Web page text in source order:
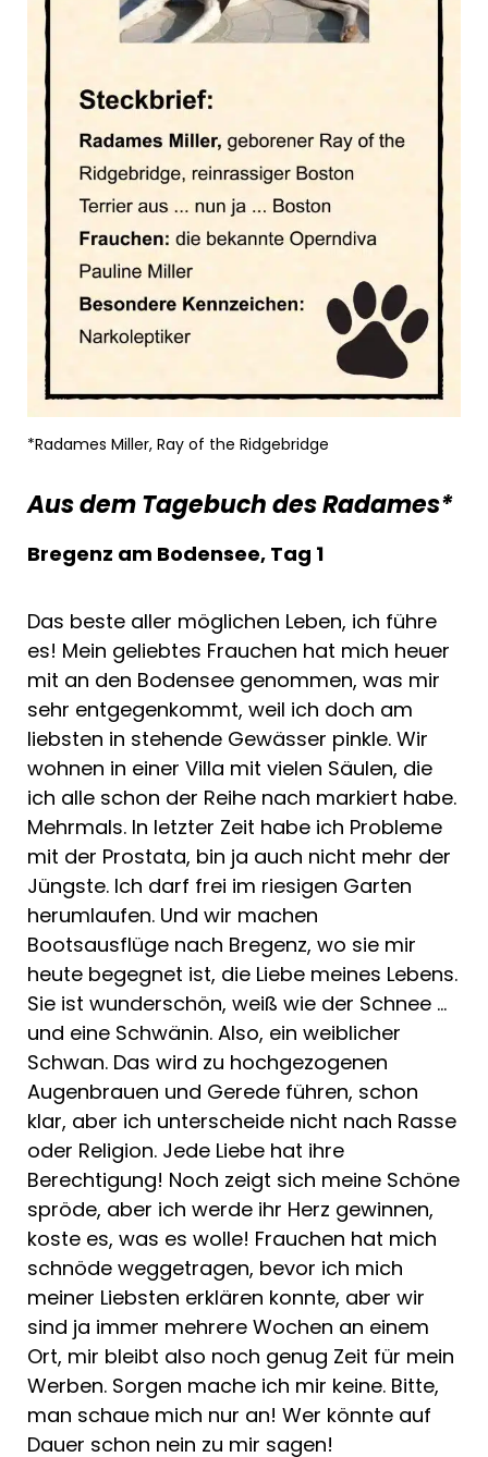
*Radames Miller, Ray of the Ridgebridge
Aus dem Tagebuch des Radames*
Bregenz am Bodensee, Tag 1
Das beste aller möglichen Leben, ich führe
es! Mein geliebtes Frauchen hat mich heuer
mit an den Bodensee genommen, was mir
sehr entgegenkommt, weil ich doch am
liebsten in stehende Gewässer pinkle. Wir
wohnen in einer Villa mit vielen Säulen, die
ich alle schon der Reihe nach markiert habe.
Mehrmals. In letzter Zeit habe ich Probleme
mit der Prostata, bin ja auch nicht mehr der
Jüngste. Ich darf frei im riesigen Garten
herumlaufen. Und wir machen
Bootsausflüge nach Bregenz, wo sie mir
heute begegnet ist, die Liebe meines Lebens.
Sie ist wunderschön, weiß wie der Schnee …
und eine Schwänin. Also, ein weiblicher
Schwan. Das wird zu hochgezogenen
Augenbrauen und Gerede führen, schon
klar, aber ich unterscheide nicht nach Rasse
oder Religion. Jede Liebe hat ihre
Berechtigung! Noch zeigt sich meine Schöne
spröde, aber ich werde ihr Herz gewinnen,
koste es, was es wolle! Frauchen hat mich
schnöde weggetragen, bevor ich mich
meiner Liebsten erklären konnte, aber wir
sind ja immer mehrere Wochen an einem
Ort, mir bleibt also noch genug Zeit für mein
Werben. Sorgen mache ich mir keine. Bitte,
man schaue mich nur an! Wer könnte auf
Dauer schon nein zu mir sagen!